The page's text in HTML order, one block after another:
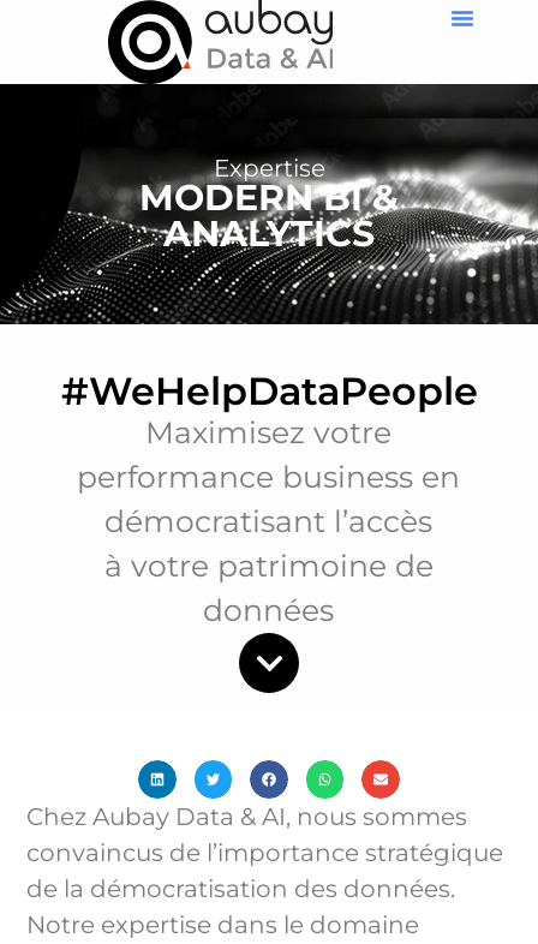
Expertise
MODERN BI &
ANALYTICS
#WeHelpDataPeople
Maximisez votre
performance business en
démocratisant l’accès
à votre patrimoine de
données
Chez Aubay Data & AI, nous sommes
convaincus de l’importance stratégique
de la démocratisation des données.
Notre expertise dans le domaine